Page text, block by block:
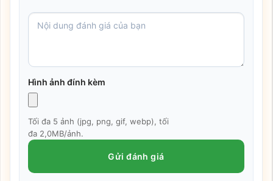
Hình ảnh đính kèm
Tối đa 5 ảnh (jpg, png, gif, webp), tối
đa 2,0MB/ảnh.
Gửi đánh giá